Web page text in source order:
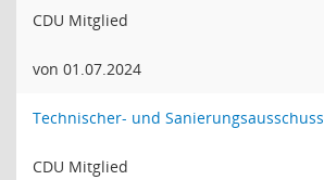
CDU Mitglied
von 01.07.2024
Technischer- und Sanierungsausschuss
CDU Mitglied